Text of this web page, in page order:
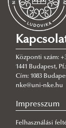
színvonalon
2026/08/03
Még nem késő
2026/07/31
Fordulat jöhet:
2026/07/30
Q-s/D-s pályázati
Új esély a
2026/07/29
Központi szám:
1441 Budapest,
Cím: 1083
nke@uni-nke.hu
Impresszum
Felhasználási